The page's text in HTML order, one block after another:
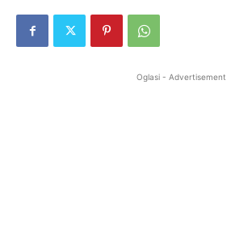
Oglasi - Advertisement